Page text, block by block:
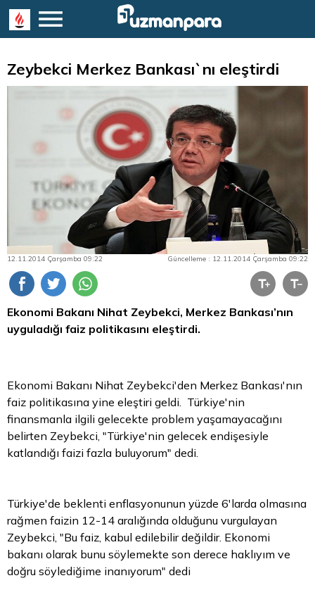
Zeybekci Merkez Bankası`nı eleştirdi
12.11.2014 Çarşamba 09:22 Güncelleme : 12.11.2014 Çarşamba 09:22
Ekonomi Bakanı Nihat Zeybekci, Merkez Bankası’nın
uyguladığı faiz politikasını eleştirdi.
Ekonomi Bakanı Nihat Zeybekci'den Merkez Bankası'nın
faiz politikasına yine eleştiri geldi. Türkiye'nin
finansmanla ilgili gelecekte problem yaşamayacağını
belirten Zeybekci, "Türkiye'nin gelecek endişesiyle
katlandığı faizi fazla buluyorum" dedi.
Türkiye'de beklenti enflasyonunun yüzde 6'larda olmasına
rağmen faizin 12-14 aralığında olduğunu vurgulayan
Zeybekci, "Bu faiz, kabul edilebilir değildir. Ekonomi
bakanı olarak bunu söylemekte son derece haklıyım ve
doğru söylediğime inanıyorum" dedi